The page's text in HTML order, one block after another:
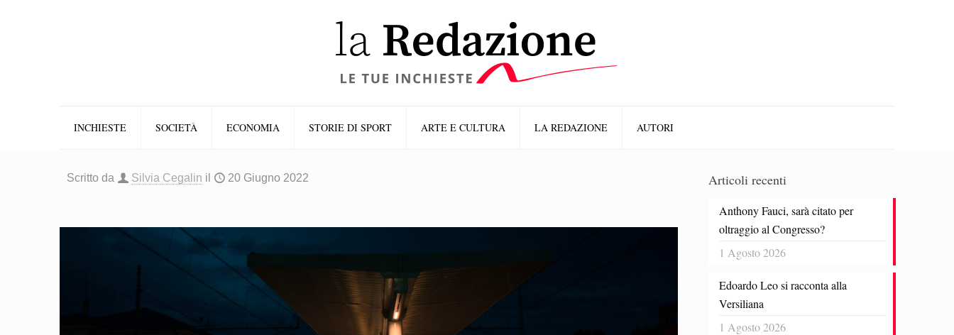
INCHIESTE SOCIETÀ ECONOMIA STORIE DI SPORT ARTE E CULTURA LA REDAZIONE AUTORI
Scritto da Silvia Cegalin il 20 Giugno 2022 Articoli recenti
Anthony Fauci, sarà citato per
oltraggio al Congresso?
1 Agosto 2026
Edoardo Leo si racconta alla
Versiliana
1 Agosto 2026